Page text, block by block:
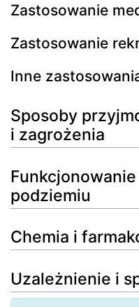
Zastosowanie
Zastosowanie
Inne
Sposoby
i zagrożenia
podziemiu
Chemia i
Uzależnienie i